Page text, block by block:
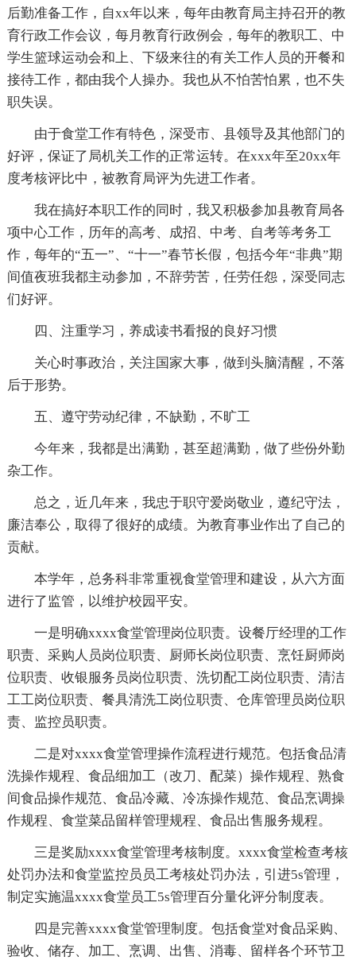
后勤准备工作，自xx年以来，每年由教育局主持召开的教
育行政工作会议，每月教育行政例会，每年的教职工、中
学生篮球运动会和上、下级来往的有关工作人员的开餐和
接待工作，都由我个人操办。我也从不怕苦怕累，也不失
职失误。
由于食堂工作有特色，深受市、县领导及其他部门的
好评，保证了局机关工作的正常运转。在xxx年至20xx年
度考核评比中，被教育局评为先进工作者。
我在搞好本职工作的同时，我又积极参加县教育局各
项中心工作，历年的高考、成招、中考、自考等考务工
作，每年的“五一”、“十一”春节长假，包括今年“非典”期
间值夜班我都主动参加，不辞劳苦，任劳任怨，深受同志
们好评。
四、注重学习，养成读书看报的良好习惯
关心时事政治，关注国家大事，做到头脑清醒，不落
后于形势。
五、遵守劳动纪律，不缺勤，不旷工
今年来，我都是出满勤，甚至超满勤，做了些份外勤
杂工作。
总之，近几年来，我忠于职守爱岗敬业，遵纪守法，
廉洁奉公，取得了很好的成绩。为教育事业作出了自己的
贡献。
本学年，总务科非常重视食堂管理和建设，从六方面
进行了监管，以维护校园平安。
一是明确xxxx食堂管理岗位职责。设餐厅经理的工作
职责、采购人员岗位职责、厨师长岗位职责、烹饪厨师岗
位职责、收银服务员岗位职责、洗切配工岗位职责、清洁
工工岗位职责、餐具清洗工岗位职责、仓库管理员岗位职
责、监控员职责。
二是对xxxx食堂管理操作流程进行规范。包括食品清
洗操作规程、食品细加工（改刀、配菜）操作规程、熟食
间食品操作规范、食品冷藏、冷冻操作规范、食品烹调操
作规程、食堂菜品留样管理规程、食品出售服务规程。
三是奖励xxxx食堂管理考核制度。xxxx食堂检查考核
处罚办法和食堂监控员员工考核处罚办法，引进5s管理，
制定实施温xxxx食堂员工5s管理百分量化评分制度表。
四是完善xxxx食堂管理制度。包括食堂对食品采购、
验收、储存、加工、烹调、出售、消毒、留样各个环节卫